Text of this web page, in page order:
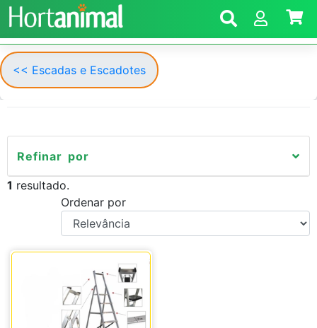
<< Escadas e Escadotes
Refinar por
1 resultado.
Ordenar por